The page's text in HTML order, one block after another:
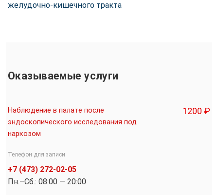
желудочно-кишечного тракта
Оказываемые услуги
Наблюдение в палате после
эндоскопического исследования под
наркозом
1200 ₽
Телефон для записи
+7 (473) 272-02-05
Пн.–Cб.: 08:00 — 20:00